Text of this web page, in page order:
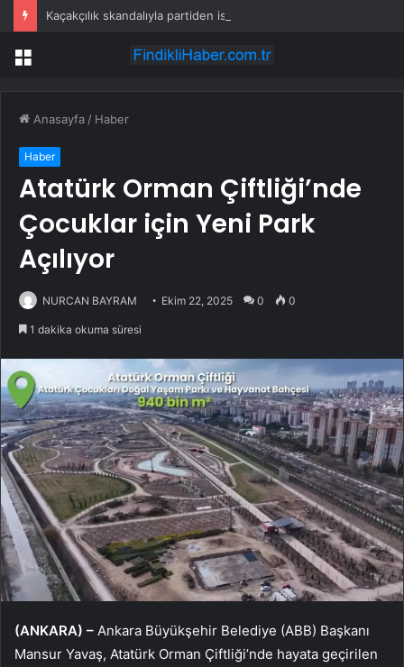
Menü
Anasayfa / Haber
Haber
Atatürk Orman Çiftliği’nde
Çocuklar için Yeni Park
Açılıyor
NURCAN BAYRAM Ekim 22, 2025 0 0
1 dakika okuma süresi
(ANKARA) – Ankara Büyükşehir Belediye (ABB) Başkanı
Mansur Yavaş, Atatürk Orman Çiftliği’nde hayata geçirilen